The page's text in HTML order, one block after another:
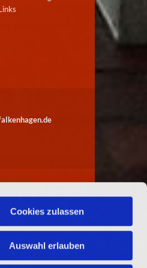
Cookies zulassen
Auswahl erlauben